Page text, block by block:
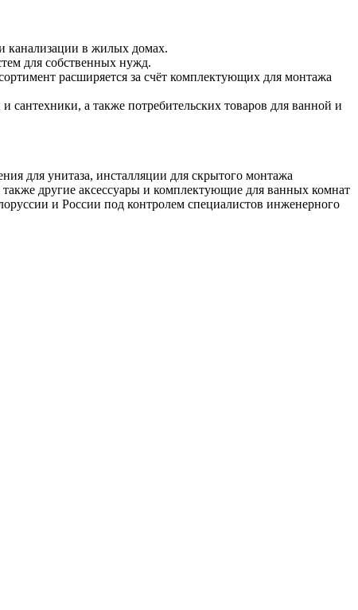
канализации в жилых домах.
для собственных нужд.
расширяется за счёт комплектующих для монтажа
сантехники, а также потребительских товаров для ванной и
для унитаза, инсталляции для скрытого монтажа
другие аксессуары и комплектующие для ванных комнат
и России под контролем специалистов инженерного